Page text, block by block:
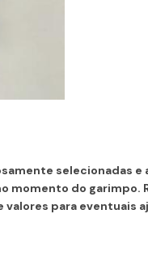
selecionadas
momento do garimpo.
para eventuais